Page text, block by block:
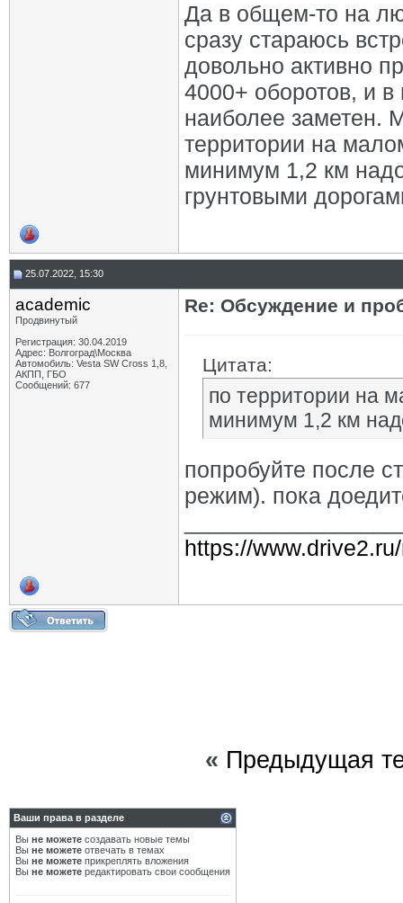
Да в общем-то на
сразу стараюсь
довольно активно
4000+ оборотов, и
наиболее заметен.
территории на
минимум 1,2 км
грунтовыми
25.07.2022, 15:30
academic
Продвинутый
Регистрация: 30.04.2019
Адрес: Волгоград\Москва
Автомобиль: Vesta SW Cross 1,8,
АКПП, ГБО
Сообщений: 677
Re: Обсуждение и
Цитата:
по территории на
минимум 1,2 км
попробуйте после
режим). пока
https://
« Предыдущая
Ваши права в разделе
Вы не можете создавать новые темы
Вы не можете отвечать в темах
Вы не можете прикреплять вложения
Вы не можете редактировать свои сообщения